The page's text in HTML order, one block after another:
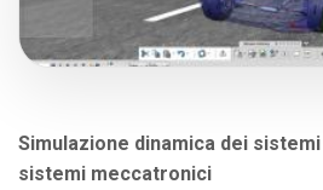
Simulazione dinamica dei
sistemi meccatronici